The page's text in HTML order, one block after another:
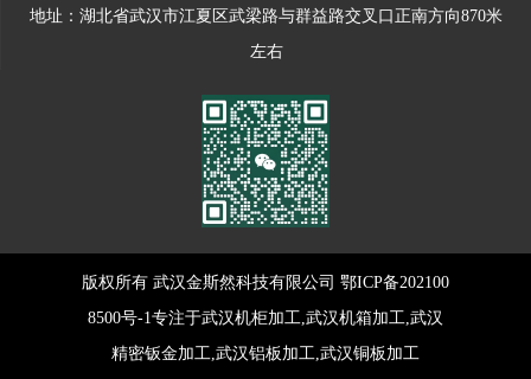
地址：湖北省武汉市江夏区武梁路与群益路交叉口正南方向870米
左右
版权所有 武汉金斯然科技有限公司 鄂ICP备202100
8500号-1 专注于武汉机柜加工,武汉机箱加工,武汉
精密钣金加工,武汉铝板加工,武汉铜板加工